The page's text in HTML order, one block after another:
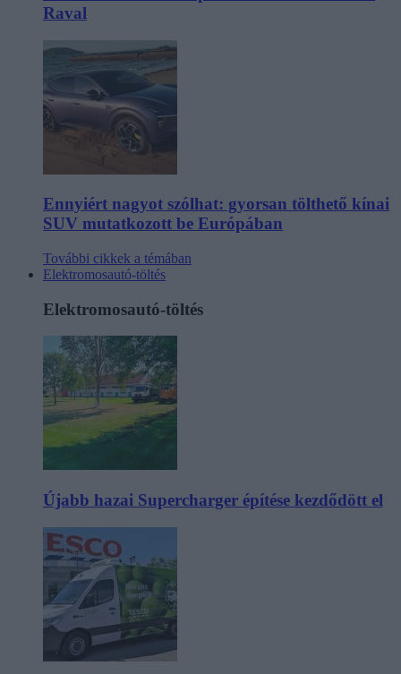
Raval
Ennyiért nagyot szólhat: gyorsan tölthető kínai
SUV mutatkozott be Európában
További cikkek a témában
Elektromosautó-töltés
Elektromosautó-töltés
Újabb hazai Supercharger építése kezdődött el